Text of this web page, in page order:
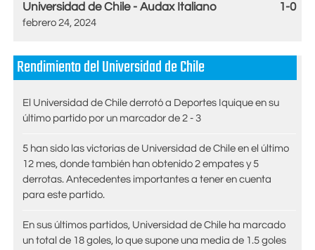
Universidad de Chile - Audax Italiano 1-0
febrero 24, 2024
Rendimiento del Universidad de Chile
El Universidad de Chile derrotó a Deportes Iquique en su
último partido por un marcador de 2 - 3
5 han sido las victorias de Universidad de Chile en el último
12 mes, donde también han obtenido 2 empates y 5
derrotas. Antecedentes importantes a tener en cuenta
para este partido.
En sus últimos partidos, Universidad de Chile ha marcado
un total de 18 goles, lo que supone una media de 1.5 goles